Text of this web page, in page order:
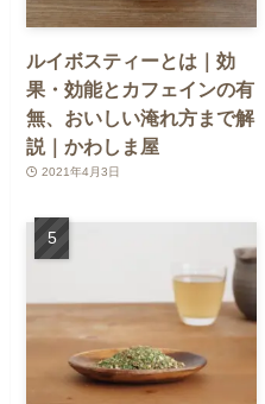
ルイボスティーとは｜効
果・効能とカフェインの有
無、おいしい淹れ方まで解
説｜かわしま屋
2021年4月3日